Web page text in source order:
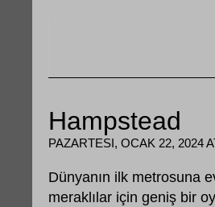
Hampstead
PAZARTESI, OCAK 22, 2024
Dünyanın ilk metrosuna
meraklılar için geniş bir